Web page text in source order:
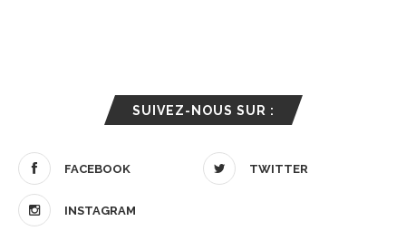
SUIVEZ-NOUS SUR :
FACEBOOK TWITTER
INSTAGRAM